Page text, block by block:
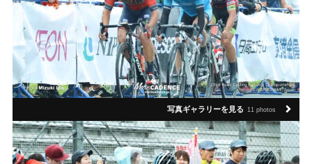
写真ギャラリーを見る 11 photos